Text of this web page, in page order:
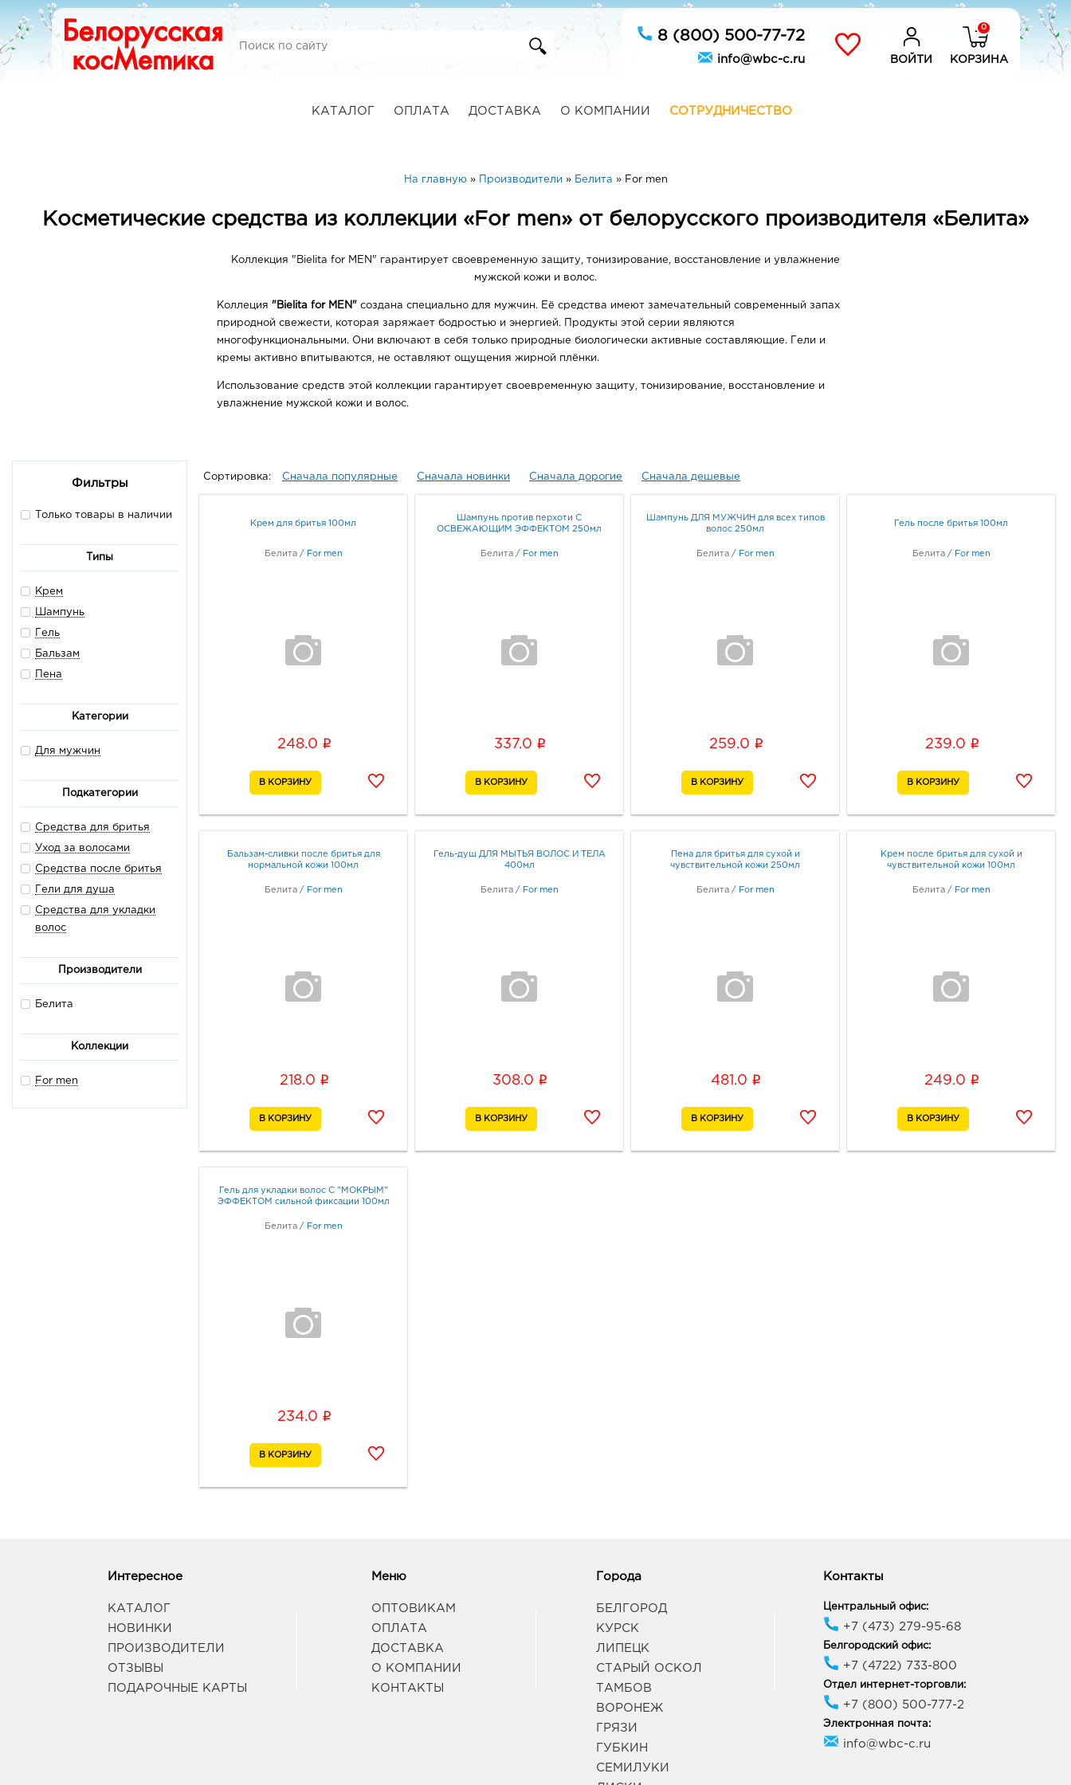
8 (800) 500-77-72
info@wbc-c.ru ВОЙТИ
0
КОРЗИНА
КАТАЛОГ ОПЛАТА ДОСТАВКА О КОМПАНИИ СОТРУДНИЧЕСТВО
На главную» Производители » Белита » For men
Косметические средства из коллекции «For men» от белорусского производителя «Белита»
Коллекция "Bielita for MEN" гарантирует своевременную защиту, тонизирование, восстановление и увлажнение
мужской кожи и волос.
Коллеция "Bielita for MEN" создана специально для мужчин. Её средства имеют замечательный современный запах
природной свежести, котoрая заряжает бодростью и энергией. Продукты этой серии являются
многофункциональными. Они включают в себя только природные биологически активные составляющие. Гeли и
кремы активно впитываются, не оставляют ощущения жирной плёнки.
Использование средств этой коллекции гарантирует своевременную защиту, тонизирование, восстановление и
увлажнение мужской кожи и волос.
Фильтры
Только товары в наличии
Типы
Крем
Шампунь
Гель
Бальзам
Пена
Категории
Для мужчин
Подкатегории
Средства для бритья
Уход за волосами
Средства после бритья
Гели для душа
Средства для укладки
волос
Производители
Белита
Коллекции
For men
Сортировка: Сначала популярные Сначала новинки Сначала дорогие Сначала дешевые
Крем для бритья 100мл
Белита / For men
248.0 i
Шампунь против перхоти С
ОСВЕЖАЮЩИМ ЭФФЕКТОМ 250мл
Белита / For men
337.0 i
Шампунь ДЛЯ МУЖЧИН для всех типов
волос 250мл
Белита / For men
259.0 i
Гель после бритья 100мл
Белита / For men
239.0 i
Бальзам-сливки после бритья для
нормальной кожи 100мл
Белита / For men
218.0 i
Гель-душ ДЛЯ МЫТЬЯ ВОЛОС И ТЕЛА
400мл
Белита / For men
308.0 i
Пена для бритья для сухой и
чувствительной кожи 250мл
Белита / For men
481.0 i
Крем после бритья для сухой и
чувствительной кожи 100мл
Белита / For men
249.0 i
Гель для укладки волос С "МОКРЫМ"
ЭФФЕКТОМ сильной фиксации 100мл
Белита / For men
234.0 i
Интересное
КАТАЛОГ
НОВИНКИ
ПРОИЗВОДИТЕЛИ
ОТЗЫВЫ
ПОДАРОЧНЫЕ КАРТЫ
Меню
ОПТОВИКАМ
ОПЛАТА
ДОСТАВКА
О КОМПАНИИ
КОНТАКТЫ
Города
БЕЛГОРОД
КУРСК
ЛИПЕЦК
СТАРЫЙ ОСКОЛ
ТАМБОВ
ВОРОНЕЖ
ГРЯЗИ
ГУБКИН
СЕМИЛУКИ
Контакты
Центральный офис:
+7 (473) 279-95-68
Белгородский офис:
+7 (4722) 733-800
Отдел интернет-торговли:
+7 (800) 500-777-2
Электронная почта:
info@wbc-c.ru